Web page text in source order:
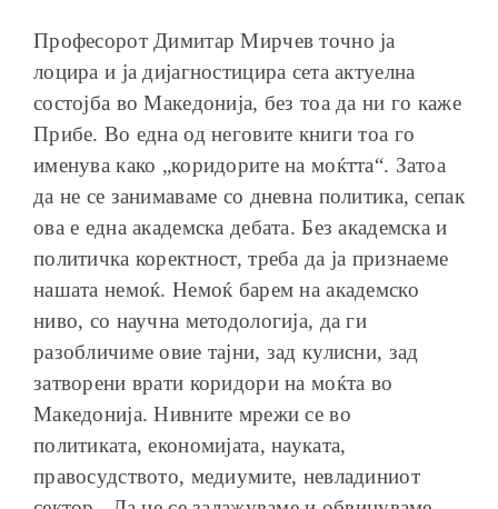
Професорот Димитар Мирчев точно ја
лоцира и ја дијагностицира сета актуелна
состојба во Македонија, без тоа да ни го каже
Прибе. Во една од неговите книги тоа го
именува како „коридорите на моќтта“. Затоа
да не се занимаваме со дневна политика, сепак
ова е една академска дебата. Без академска и
политичка коректност, треба да ја признаеме
нашата немоќ. Немоќ барем на академско
ниво, со научна методологија, да ги
разобличиме овие тајни, зад кулисни, зад
затворени врати коридори на моќта во
Македонија. Нивните мрежи се во
политиката, економијата, науката,
правосудството, медиумите, невладиниот